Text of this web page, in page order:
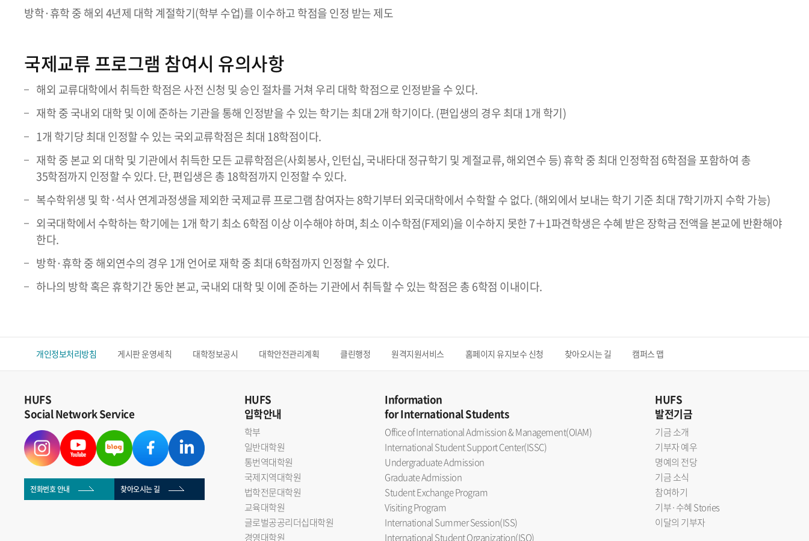
방학·휴학 중 해외 4년제 대학 계절학기(학부 수업)를 이수하고 학점을 인정 받는 제도
국제교류 프로그램 참여시 유의사항
해외 교류대학에서 취득한 학점은 사전 신청 및 승인 절차를 거쳐 우리 대학 학점으로 인정받을 수 있다.
재학 중 국내외 대학 및 이에 준하는 기관을 통해 인정받을 수 있는 학기는 최대 2개 학기이다. (편입생의 경우 최대 1개 학기)
1개 학기당 최대 인정할 수 있는 국외교류학점은 최대 18학점이다.
재학 중 본교 외 대학 및 기관에서 취득한 모든 교류학점은(사회봉사, 인턴십, 국내타대 정규학기 및 계절교류, 해외연수 등) 휴학 중 최대 인정학점 6학점을 포함하여 총
35학점까지 인정할 수 있다. 단, 편입생은 총 18학점까지 인정할 수 있다.
복수학위생 및 학·석사 연계과정생을 제외한 국제교류 프로그램 참여자는 8학기부터 외국대학에서 수학할 수 없다. (해외에서 보내는 학기 기준 최대 7학기까지 수학 가능)
외국대학에서 수학하는 학기에는 1개 학기 최소 6학점 이상 이수해야 하며, 최소 이수학점(F제외)을 이수하지 못한 7＋1파견학생은 수혜 받은 장학금 전액을 본교에 반환해야
한다.
방학·휴학 중 해외연수의 경우 1개 언어로 재학 중 최대 6학점까지 인정할 수 있다.
하나의 방학 혹은 휴학기간 동안 본교, 국내외 대학 및 이에 준하는 기관에서 취득할 수 있는 학점은 총 6학점 이내이다.
개인정보처리방침 게시판 운영세칙 대학정보공시 대학안전관리계획 클린행정 원격지원서비스 홈페이지 유지보수 신청 찾아오시는 길 캠퍼스 맵
HUFS
Social Network Service
전화번호 안내 찾아오시는 길
HUFS
입학안내
학부
일반대학원
통번역대학원
국제지역대학원
법학전문대학원
교육대학원
글로벌공공리더십대학원
경영대학원
Information
for International Students
Office of International Admission & Management(OIAM)
International Student Support Center(ISSC)
Undergraduate Admission
Graduate Admission
Student Exchange Program
Visiting Program
International Summer Session(ISS)
International Student Organization(ISO)
HUFS
발전기금
기금 소개
기부자 예우
명예의 전당
기금 소식
참여하기
기부·수혜 Stories
이달의 기부자